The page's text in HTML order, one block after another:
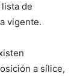
de
vigente.
a sílice,